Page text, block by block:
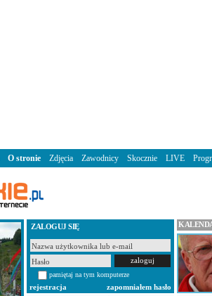
ZALOGUJ SIĘ
pamiętaj na tym komputerze
rejestracja
zapomniałem hasło
O stronie Zdjęcia Zawodnicy Skocznie LIVE